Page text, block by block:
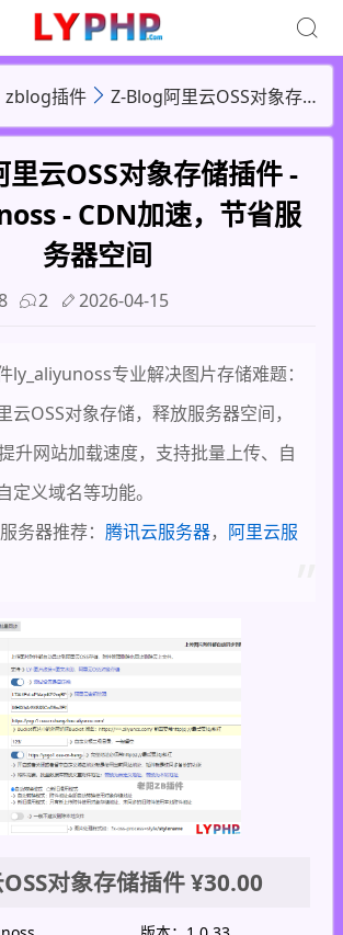
zblog插件 Z-Blog阿里云OSS对象存储插件 - ly_aliyunoss - CDN加速，节省服务器空间
云OSS对象存储插件 -
- CDN加速，节省服
务器空间
2 2026-04-15
ly_aliyunoss专业解决图片存储难题：
云OSS对象存储，释放服务器空间，
升网站加载速度，支持批量上传、自
定义域名等功能。
务器推荐： 腾讯云服务器， 阿里云服
对象存储插件¥30.00